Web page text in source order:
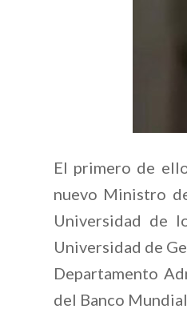
El primero de
nuevo Ministro
Universidad de
Universidad de
Departamento
del Banco